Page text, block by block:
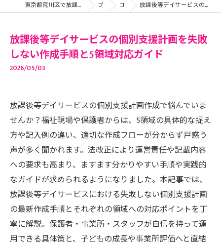
東京都荒川区で放課後等デイサービスの求人ならサチエ株式会社 ブログ コラム 放課後等デイサービスの個別支援計画を失敗しない作成手順と5領域対応ガイド
放課後等デイサービスの個別支援計画を失敗
しない作成手順と5領域対応ガイド
2026/05/03
放課後等デイサービスの個別支援計画作成で悩んでいま
せんか？福祉現場や保護者からは、5領域の具体的な捉え
方や記入例の違い、適切な作成フローが分からず戸惑う
声が多く聞かれます。法改正により運営責任や記載内容
への要求も高まり、ますます分かりやすい手順や実践的
なガイドが求められるようになりました。本記事では、
放課後等デイサービスにおける失敗しない個別支援計画
の最新作成手順とそれぞれの領域への対応ポイントを丁
寧に解説。保護者・事業所・スタッフが自信を持って運
用できる具体策と、子どもの成長や事業所評価へと直結